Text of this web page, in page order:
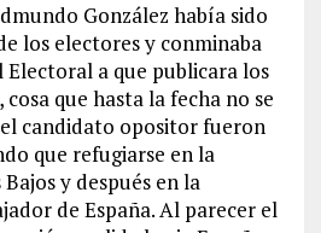
González había sido
los electores y conminaba
Electoral a que publicara los
que hasta la fecha no se
candidato opositor fueron
que refugiarse en la
y después en la
de España. Al parecer el